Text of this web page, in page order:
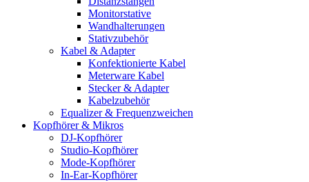
Monitorstative
Wandhalterungen
Stativzubehör
Kabel & Adapter
Konfektionierte Kabel
Meterware Kabel
Stecker & Adapter
Kabelzubehör
Equalizer & Frequenzweichen
Kopfhörer & Mikros
DJ-Kopfhörer
Studio-Kopfhörer
Mode-Kopfhörer
In-Ear-Kopfhörer